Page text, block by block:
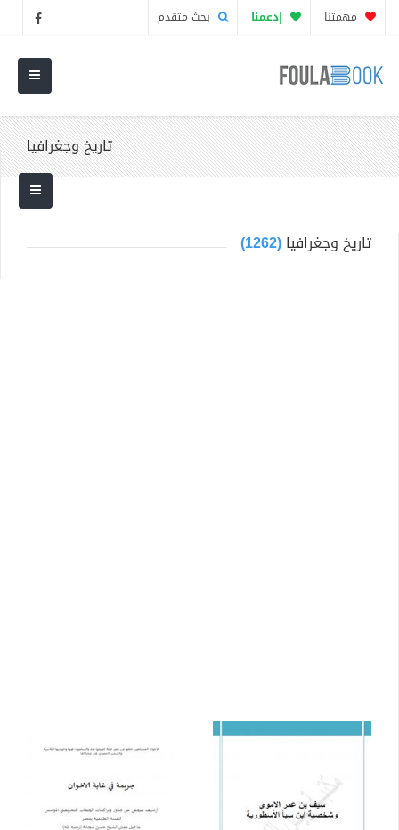
مهمتنا إدعمنا بحث متقدم
تاريخ وجغرافيا
تاريخ وجغرافيا(1262)